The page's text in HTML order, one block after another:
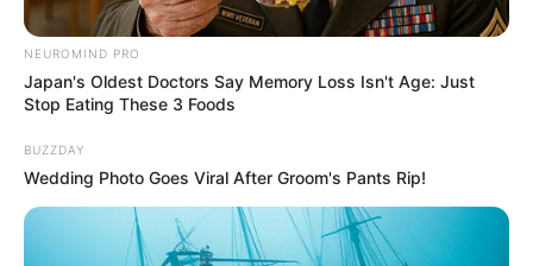
NEUROMIND PRO
Japan's Oldest Doctors Say Memory Loss Isn't Age: Just
Stop Eating These 3 Foods
BUZZDAY
Wedding Photo Goes Viral After Groom's Pants Rip!